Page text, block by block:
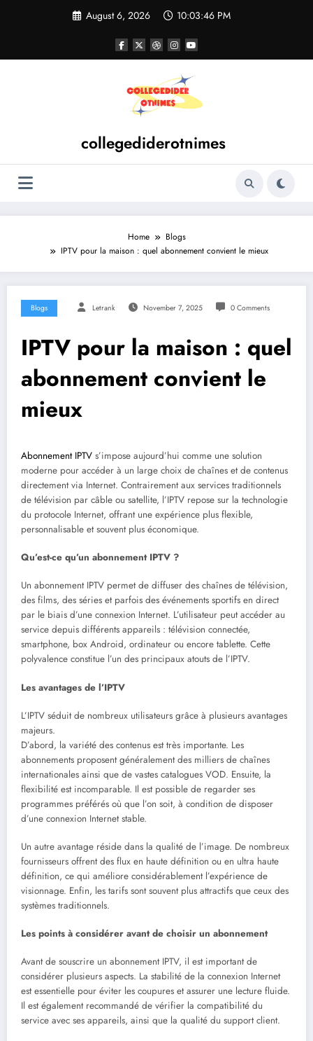
August 6, 2026 10:03:47 PM
collegediderotnimes
Home
Blogs
IPTV pour la maison : quel abonnement convient le mieux
Blogs Letrank November 7, 2025 0 Comments
IPTV pour la maison : quel
abonnement convient le
mieux
Abonnement IPTV s’impose aujourd’hui comme une solution
moderne pour accéder à un large choix de chaînes et de contenus
directement via Internet. Contrairement aux services traditionnels
de télévision par câble ou satellite, l’IPTV repose sur la technologie
du protocole Internet, offrant une expérience plus flexible,
personnalisable et souvent plus économique.
Qu’est-ce qu’un abonnement IPTV ?
Un abonnement IPTV permet de diffuser des chaînes de télévision,
des films, des séries et parfois des événements sportifs en direct
par le biais d’une connexion Internet. L’utilisateur peut accéder au
service depuis différents appareils : télévision connectée,
smartphone, box Android, ordinateur ou encore tablette. Cette
polyvalence constitue l’un des principaux atouts de l’IPTV.
Les avantages de l’IPTV
L’IPTV séduit de nombreux utilisateurs grâce à plusieurs avantages
majeurs.
D’abord, la variété des contenus est très importante. Les
abonnements proposent généralement des milliers de chaînes
internationales ainsi que de vastes catalogues VOD. Ensuite, la
flexibilité est incomparable. Il est possible de regarder ses
programmes préférés où que l’on soit, à condition de disposer
d’une connexion Internet stable.
Un autre avantage réside dans la qualité de l’image. De nombreux
fournisseurs offrent des flux en haute définition ou en ultra haute
définition, ce qui améliore considérablement l’expérience de
visionnage. Enfin, les tarifs sont souvent plus attractifs que ceux des
systèmes traditionnels.
Les points à considérer avant de choisir un abonnement
Avant de souscrire un abonnement IPTV, il est important de
considérer plusieurs aspects. La stabilité de la connexion Internet
est essentielle pour éviter les coupures et assurer une lecture fluide.
Il est également recommandé de vérifier la compatibilité du
service avec ses appareils, ainsi que la qualité du support client.